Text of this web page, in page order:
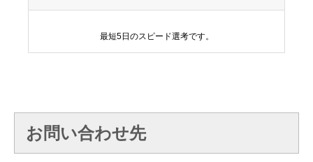
最短5日のスピード選考です。
お問い合わせ先